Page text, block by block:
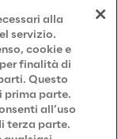
alla
servizio.
cookie e
finalità di
Questo
prima parte.
all’uso
terza parte.